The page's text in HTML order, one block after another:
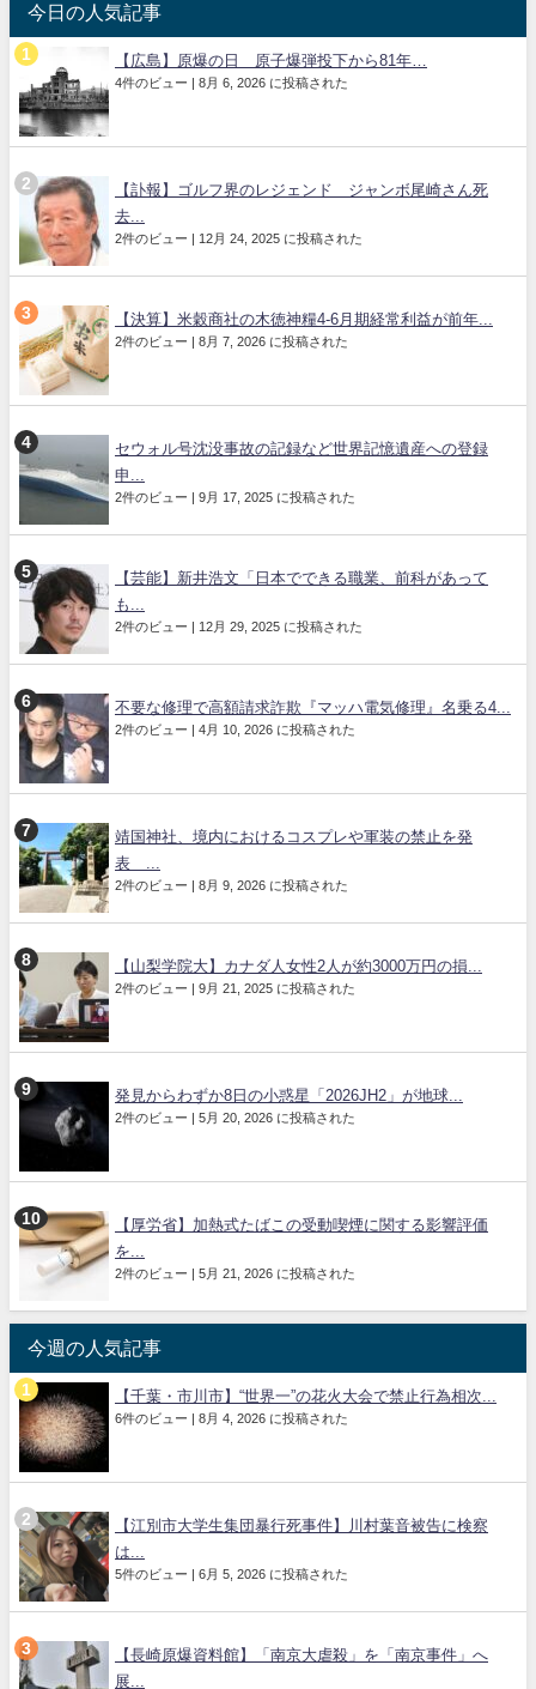
今日の人気記事
【広島】原爆の日 原子爆弾投下から81年…
4件のビュー | 8月 6, 2026 に投稿された
【訃報】ゴルフ界のレジェンド ジャンボ尾崎さん死
去...
2件のビュー | 12月 24, 2025 に投稿された
【決算】米穀商社の木徳神糧4-6月期経常利益が前年...
2件のビュー | 8月 7, 2026 に投稿された
セウォル号沈没事故の記録など世界記憶遺産への登録
申...
2件のビュー | 9月 17, 2025 に投稿された
【芸能】新井浩文「日本でできる職業、前科があって
も...
2件のビュー | 12月 29, 2025 に投稿された
不要な修理で高額請求詐欺『マッハ電気修理』名乗る4...
2件のビュー | 4月 10, 2026 に投稿された
靖国神社、境内におけるコスプレや軍装の禁止を発
表 ...
2件のビュー | 8月 9, 2026 に投稿された
【山梨学院大】カナダ人女性2人が約3000万円の損...
2件のビュー | 9月 21, 2025 に投稿された
発見からわずか8日の小惑星「2026JH2」が地球...
2件のビュー | 5月 20, 2026 に投稿された
【厚労省】加熱式たばこの受動喫煙に関する影響評価
を...
2件のビュー | 5月 21, 2026 に投稿された
今週の人気記事
【千葉・市川市】“世界一”の花火大会で禁止行為相次...
6件のビュー | 8月 4, 2026 に投稿された
【江別市大学生集団暴行死事件】川村葉音被告に検察
は...
5件のビュー | 6月 5, 2026 に投稿された
【長崎原爆資料館】「南京大虐殺」を「南京事件」へ
展...